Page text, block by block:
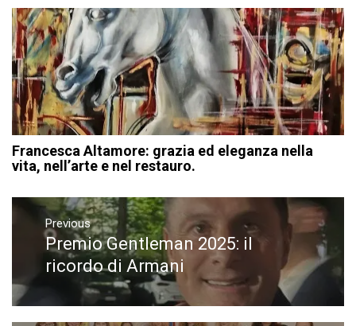
Francesca Altamore: grazia ed eleganza nella
vita, nell’arte e nel restauro.
Navigazione
articoli
Previous
Previous
post:
Premio Gentleman 2025: il
ricordo di Armani